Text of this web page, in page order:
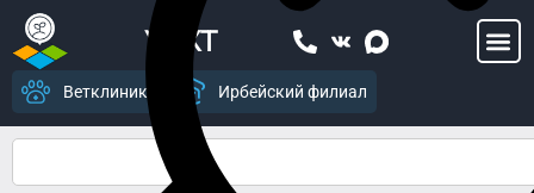
УСХТ
Ветклиника Ирбейский филиал